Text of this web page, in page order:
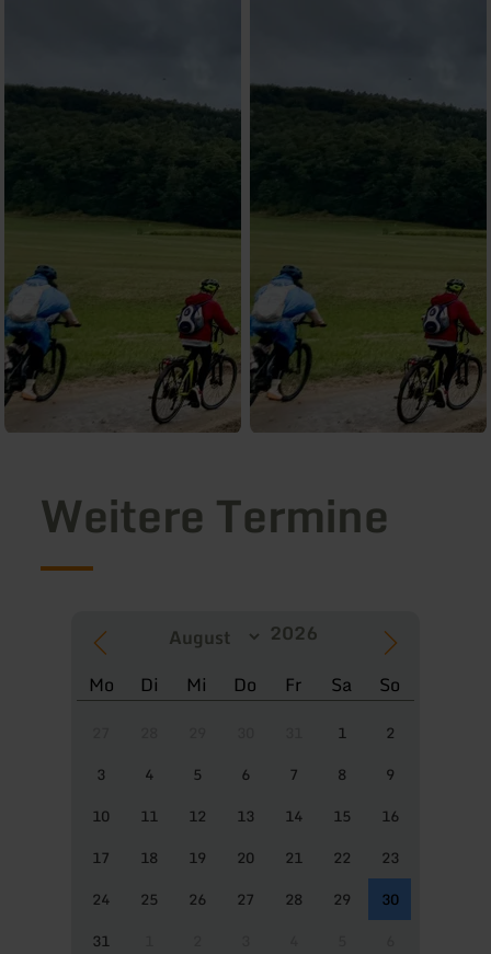
Weitere Termine
Mo Di Mi Do Fr Sa So
1
2
3
4 5 6 7 8
9
10
11 12 13 14 15
16
17
18 19 20 21 22
23
24
25 26 27 28 29
30
31